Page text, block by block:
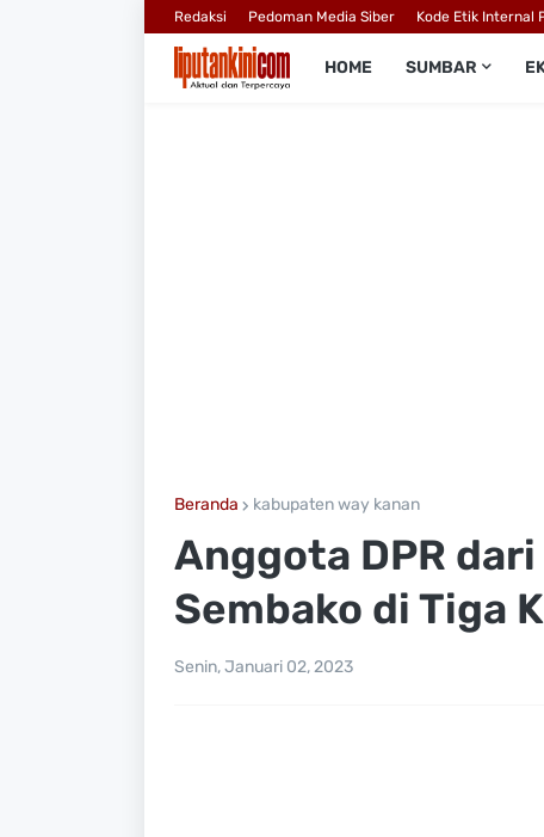
Redaksi Pedoman Media Siber Kode Etik Internal
HOME SUMBAR
Beranda kabupaten way kanan
Anggota DPR
Sembako di Tiga
Senin, Januari 02, 2023